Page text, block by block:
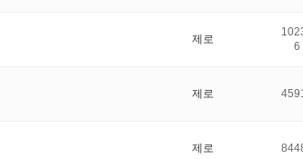
제로
6
제로
제로